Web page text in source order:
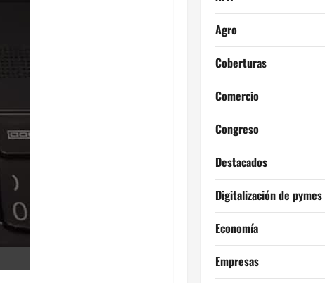
Agro
Coberturas
Comercio
Congreso
Destacados
Digitalización de pymes
Economía
Empresas